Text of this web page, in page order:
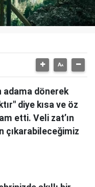
adama dönerek
diye kısa ve öz
etti. Veli zat’ın
çıkarabileceğimiz